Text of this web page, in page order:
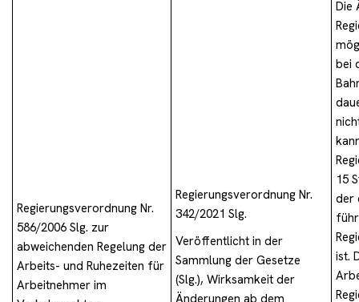
Regierungsverordnung Nr.
586/2006 Slg. zur
abweichenden Regelung der
Arbeits- und Ruhezeiten für
Arbeitnehmer im
Regierungsverordnung Nr.
342/2021 Slg.
Veröffentlicht in der
Sammlung der Gesetze
(Slg.), Wirksamkeit der
Änderungen ab dem
Die
bei
15
der
ist.